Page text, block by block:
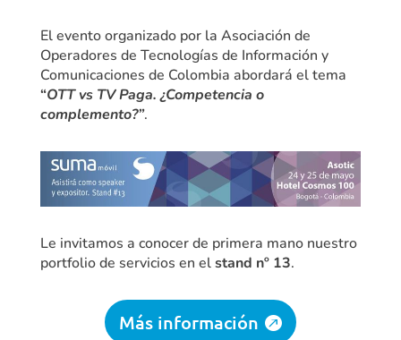
El evento organizado por la Asociación de
Operadores de Tecnologías de Información y
Comunicaciones de Colombia abordará el tema
“OTT vs TV Paga. ¿Competencia o
complemento?”.
Le invitamos a conocer de primera mano nuestro
portfolio de servicios en elstand nº 13.
Más información